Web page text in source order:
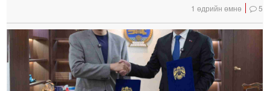
1 өдрийн өмнө 5